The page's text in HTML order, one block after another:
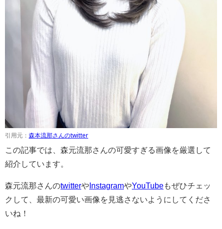
引用元： 森本流那さんのtwitter
この記事では、森元流那さんの可愛すぎる画像を厳選して
紹介しています。
森元流那さんのtwitterや InstagramやYouTubeもぜひチェッ
クして、最新の可愛い画像を見逃さないようにしてくださ
いね！